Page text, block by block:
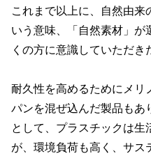
これまで以上に、自然由来
いう意味、「自然素材」
くの方に意識していただき
耐久性を高めるためにメリ
パンを混ぜ込んだ製品も
として、プラスチックは
が、環境負荷も高く、サス